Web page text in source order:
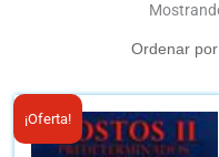
¡Oferta!
El
precio
El